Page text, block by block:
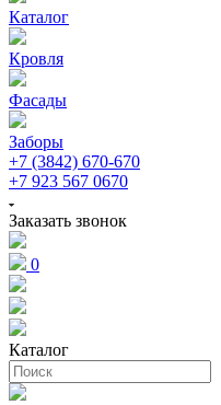
Каталог
Кровля
Фасады
Заборы
+7 (3842) 670-670
+7 923 567 0670
Заказать звонок
0
Каталог